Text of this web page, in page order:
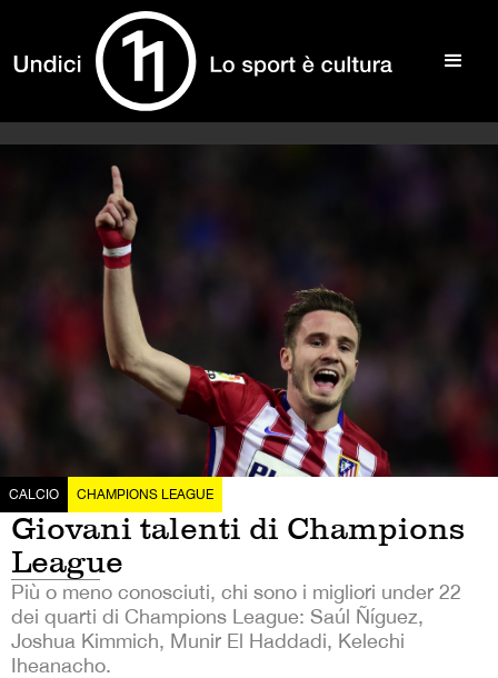
CALCIO CHAMPIONS LEAGUE
Giovani talenti di Champions
League
Più o meno conosciuti, chi sono i migliori under 22
dei quarti di Champions League: Saúl Ñíguez,
Joshua Kimmich, Munir El Haddadi, Kelechi
Iheanacho.